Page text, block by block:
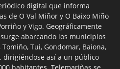
digital que informa
de O Val Miñor y O Baixo Miño
y Vigo. Geográficamente
abarcando los municipios
Tui, Gondomar, Baiona,
dirigiéndose así a un público